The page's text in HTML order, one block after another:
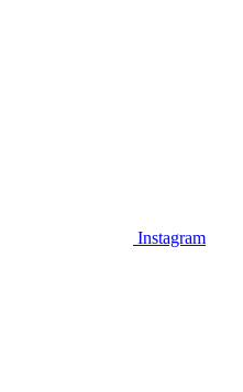
Instagram